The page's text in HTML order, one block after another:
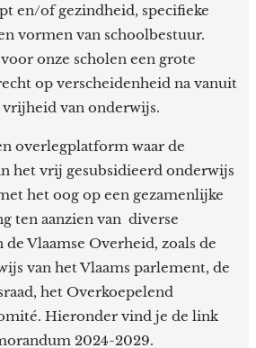
en/of gezindheid, specifieke
vormen van schoolbestuur.
onze scholen een grote
op verscheidenheid na vanuit
van onderwijs.
overlegplatform waar de
het vrij gesubsidieerd onderwijs
het oog op een gezamenlijke
ten aanzien van diverse
Vlaamse Overheid, zoals de
van het Vlaams parlement, de
het Overkoepelend
Hieronder vind je de link
2024-2029.